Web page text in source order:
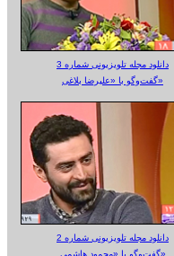
دانلود مجله تلویزیونی شماره 3
گفت‌وگو با «علیرضا بلاغی»
دانلود مجله تلویزیونی شماره 2
گفت‌وگو با «محمود هاشمی»